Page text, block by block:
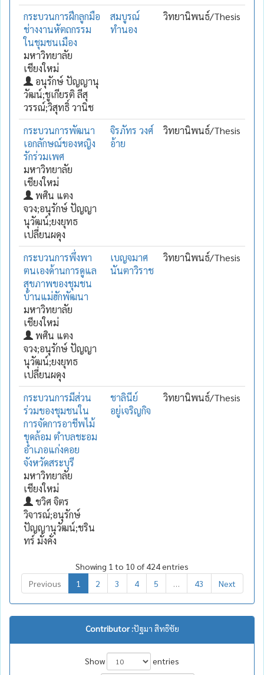
กระบวนการฝึกลูกมือ
ช่างงานหัตถกรรม
ในชุมชนเมือง
มหาวิทยาลัย
เชียงใหม่
อนุรักษ์ ปัญญานุ
วัฒน์;ชูเกียรติ ลีสุ
วรรณ์;วิสุทธิ์ วานิช
สมบูรณ์
ทำนอง
วิทยานิพนธ์/Thesis
กระบวนการพัฒนา
เอกลักษณ์ของหญิง
รักร่วมเพศ
มหาวิทยาลัย
เชียงใหม่
พศิน แตง
จวง;อนุรักษ์ ปัญญา
นุวัฒน์;ยงยุทธ
เปลี่ยนผดุง
จิรภัทร วงศ์
อ้าย
วิทยานิพนธ์/Thesis
กระบวนการพึ่งพา
ตนเองด้านการดูแล
สุขภาพของชุมชน
บ้านแม่ฮักพัฒนา
มหาวิทยาลัย
เชียงใหม่
พศิน แตง
จวง;อนุรักษ์ ปัญญา
นุวัฒน์;ยงยุทธ
เปลี่ยนผดุง
เบญจมาศ
นันตาวิราช
วิทยานิพนธ์/Thesis
กระบวนการมีส่วน
ร่วมของชุมชนใน
การจัดการอาชีพไม้
ขุดล้อม ตำบลชะอม
อำเภอแก่งคอย
จังหวัดสระบุรี
มหาวิทยาลัย
เชียงใหม่
ชวิศ จิตร
วิจารณ์;อนุรักษ์
ปัญญานุวัฒน์;ชริน
ทร์ มั่งคั่ง
ชาลินีย์
อยู่เจริญกิจ
วิทยานิพนธ์/Thesis
Showing 1 to 10 of 424 entries
Previous
1 2 3 4 5 43 Next
Contributor :ปัฐมา สิทธิชัย
Show entries